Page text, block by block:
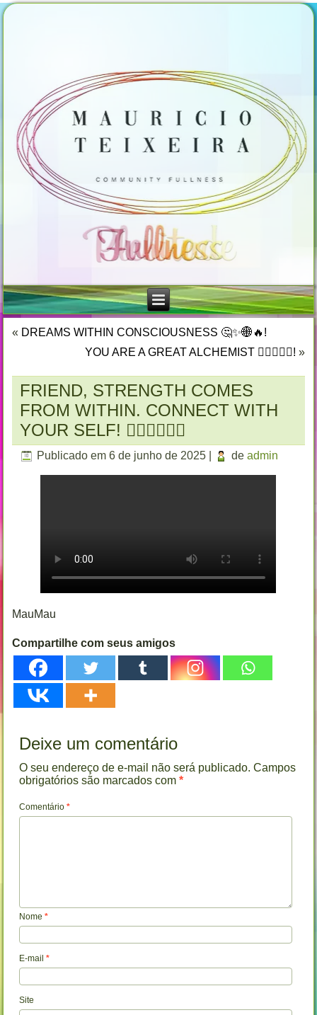
« DREAMS WITHIN CONSCIOUSNESS 🤔✨🌐🔥!
YOU ARE A GREAT ALCHEMIST 🐦‍🔥🌐❤️‍🔥! »
FRIEND, STRENGTH COMES
FROM WITHIN. CONNECT WITH
YOUR SELF! 🐦‍🔥🐦‍🔥🐦‍🔥
Publicado em 6 de junho de 2025 de admin
MauMau
Compartilhe com seus amigos
Deixe um comentário
O seu endereço de e-mail não será publicado. Campos
obrigatórios são marcados com*
Comentário*
Nome*
E-mail*
Site